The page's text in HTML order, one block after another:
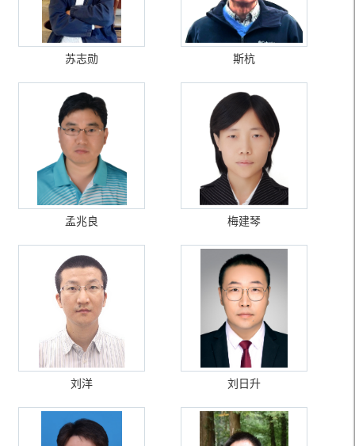
苏志勋 斯杭
孟兆良 梅建琴
刘洋 刘日升